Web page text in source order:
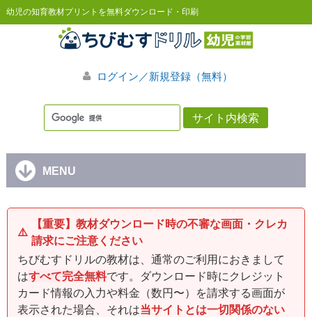
幼児の知育教材プリントを無料ダウンロード・印刷
ログイン／新規登録（無料）
MENU
⚠️
【重要】教材ダウンロード時の不審な画面・クレカ
請求にご注意ください
ちびむすドリルの教材は、通常のご利用におきまして
はすべて完全無料です。ダウンロード時にクレジット
カード情報の入力や料金（数円〜）を請求する画面が
表示された場合、それは当サイトとは一切関係のない